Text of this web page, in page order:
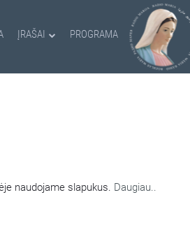
ĮRAŠAI PROGRAMA
naudojame slapukus. Daugiau..